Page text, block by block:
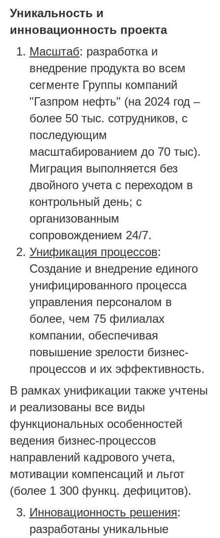
Уникальность и
инновационность проекта
Масштаб: разработка и
внедрение продуктаво всем
сегменте Группы компаний
"Газпром нефть" (на 2024 год –
более 50 тыс. сотрудников, с
последующим
масштабированием до 70 тыс).
Миграция выполняется без
двойного учета с переходом в
контрольный день; с
организованным
сопровождением 24/7.
Унификация процессов:
Создание и внедрение единого
унифицированного процесса
управления персоналом в
более, чем 75 филиалах
компании, обеспечивая
повышение зрелости бизнес-
процессов и их эффективность.
В рамках унификации также учтены
и реализованы все виды
функциональных особенностей
ведения бизнес-процессов
направлений кадрового учета,
мотивации компенсаций и льгот
(более 1 300 функц. дефицитов).
Инновационность решения:
разработаны уникальные